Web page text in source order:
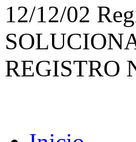
12/12/02
REGISTRO